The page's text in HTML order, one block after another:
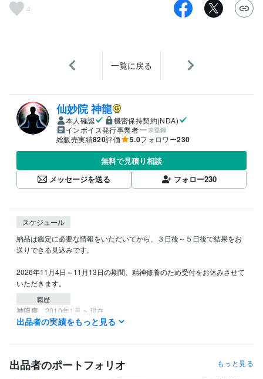
4
一覧に戻る
仙妙院 神龍
本人確認
機密保持契約(NDA)
インボイス発行事業者
未登録
総販売実績820評価 5.0フォロワー230
無料で見積り相談
メッセージを送る
フォロー230
スケジュール
納品は鑑定に必要な情報をいただいてから、３日後～５日後で結果をお
送りできる見込みです。
2026年11月4日～11月13日の期間、精神修養のため受付をお休みさせて
いただきます。
職歴
神龍庵 2010年1月 ~ 現在
産土神社鑑定士 取得年 : 2010年
風水守護獣鑑定師 取得年 : 2018年
出品者の実績をもっと見る
出品者のポートフォリオ もっと見る